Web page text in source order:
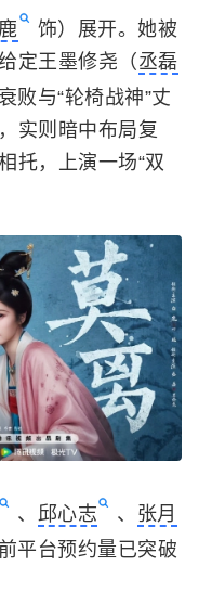
饰）展开。她被
定王墨修尧（ 丞磊
败与“轮椅战神”丈
实则暗中布局复
托，上演一场“双
、 邱心志 、 张月
平台预约量已突破